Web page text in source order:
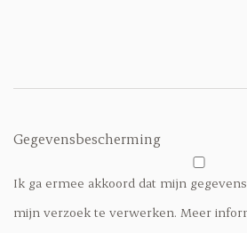
Gegevensbescherming
Ik ga ermee akkoord dat mijn